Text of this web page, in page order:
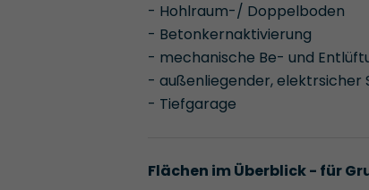
- Hohlraum-/ Doppelboden
- Betonkernaktivierung
- mechanische Be- und
- außenliegender, elektrsicher
- Tiefgarage
Flächen im Überblick - für